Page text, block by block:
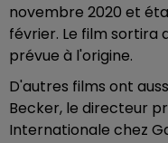
novembre 2020 et
février. Le film sortira
prévue à l'origine.
D'autres films ont
Becker, le directeur
Internationale chez